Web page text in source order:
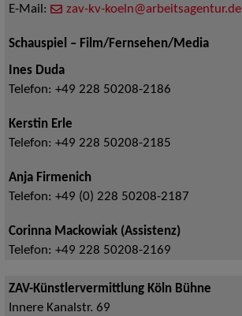
E-Mail:
zav-kv-koeln@arbeitsagentur.de
Schauspiel – Film/Fernsehen/Media
Ines Duda
Telefon: +49 228 50208-2186
Kerstin Erle
Telefon: +49 228 50208-2185
Anja Firmenich
Telefon: +49 (0) 228 50208-2187
Corinna Mackowiak (Assistenz)
Telefon: +49 228 50208-2169
ZAV-Künstlervermittlung Köln Bühne
Innere Kanalstr. 69